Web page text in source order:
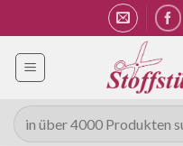
Inhalt
springen
Suche
nach: